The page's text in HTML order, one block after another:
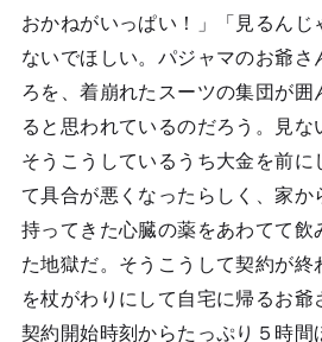
おかねがいっぱい！」「見るんじ
ないでほしい。パジャマのお爺さ
ろを、着崩れたスーツの集団が囲
ると思われているのだろう。見な
そうこうしているうち大金を前に
て具合が悪くなったらしく、家か
持ってきた心臓の薬をあわてて飲
た地獄だ。そうこうして契約が終
を杖がわりにして自宅に帰るお爺
契約開始時刻からたっぷり５時間